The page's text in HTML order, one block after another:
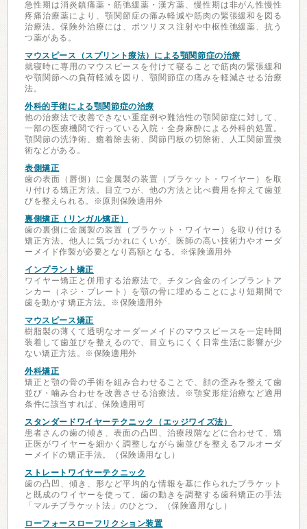
急性期は消炎鎮痛薬・筋弛緩薬・漢方薬、慢性期は非がん性慢性
疼痛治療薬により、顎関節症の痛み軽減や筋肉の緊張緩和を図る
治療法。保険外治療には、ボツリヌス注射や中枢性弛緩薬、抗う
つ薬がある。
マウスピース（スプリント療法）による顎関節症の治療
就寝時に専用のマウスピースを付けて寝ることで筋肉の緊張緩和
や顎関節への負荷軽減を図り、顎関節症の痛みを軽減させる治療
法。
外科的手術による顎関節症の治療
他の治療法で改善できない重症例や難治性の顎関節症に対して、
一部の医療機関で行っている入院・全身麻酔による外科的処置。
顎関節の洗浄術、癒着除去術、関節円板の切除術、人工関節置換
術などがある。
表側矯正
歯の表面（唇側）に金属製の装置（ブラケット・ワイヤー）を取
り付ける矯正方法。目立つが、他の方法と比べ費用を抑えて歯並
びを整えられる。※原則保険適用外
裏側矯正（リンガル矯正）
歯の裏側に金属製の装置（ブラケット・ワイヤー）を取り付ける
矯正方法。他人に気づかれにくいが、医師の高い技術力やオーダ
ーメイド作製が必要となり高額となる。※保険適用外
インプラント矯正
ワイヤー矯正と併用する治療法で、チタン合金のインプラントア
ンカー（ネジ・プレート）を顎の骨に埋めることにより短期間で
歯を動かす矯正方法。※保険適用外
マウスピース矯正
樹脂製の薄くて透明なオーダーメイドのマウスピースを一定時間
装着して歯並びを整えるので、目立ちにくく日常生活に影響が少
ない矯正方法。※保険適用外
外科矯正
矯正と顎の骨の手術を組み合わせることで、顔の歪みを整えて歯
並び・噛み合わせを改善させる治療法。※顎変形症治療など適用
条件に該当すれば、保険適用可
スタンダードワイヤーテクニック（エッジワイズ法）
患者さんの歯の傾き、表面の凸凹、治療段階などに合わせて、矯
正医がワイヤーを細かく調整しながら歯並びを整えるフルオーダ
ーメイドの矯正手法。（保険適用なし）
ストレートワイヤーテクニック
歯の凸凹、傾き、形など平均的な情報を基に作られたブラケット
と既成のワイヤーを使って、歯の動きを調整する歯科矯正の手法
「マルチブラケット法」のひとつ。（保険適用なし）
ローフォースローフリクション装置